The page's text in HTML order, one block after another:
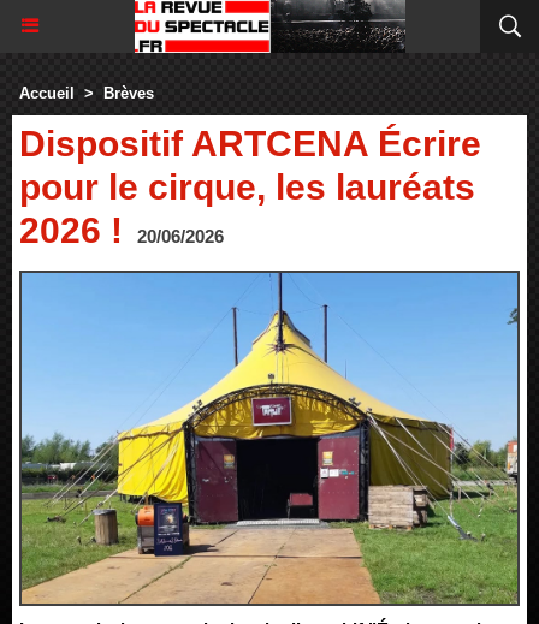
Accueil > Brèves
Dispositif ARTCENA Écrire
pour le cirque, les lauréats
2026 !
20/06/2026